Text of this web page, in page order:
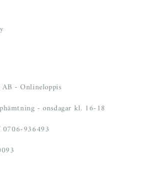
AB - Onlineloppis
- onsdagar kl. 16-18
0706-936493